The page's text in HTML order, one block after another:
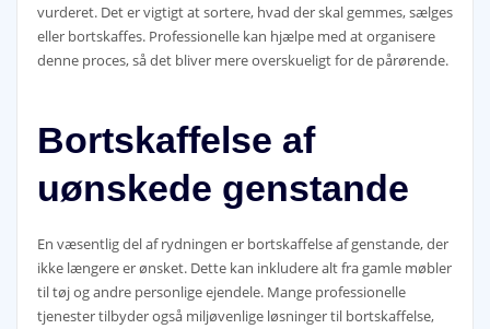
vurderet. Det er vigtigt at sortere, hvad der skal gemmes, sælges
eller bortskaffes. Professionelle kan hjælpe med at organisere
denne proces, så det bliver mere overskueligt for de pårørende.
Bortskaffelse af
uønskede genstande
En væsentlig del af rydningen er bortskaffelse af genstande, der
ikke længere er ønsket. Dette kan inkludere alt fra gamle møbler
til tøj og andre personlige ejendele. Mange professionelle
tjenester tilbyder også miljøvenlige løsninger til bortskaffelse,